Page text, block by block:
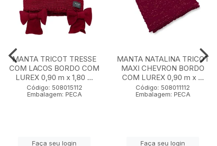
MANTA TRICOT TRESSE
COM LACOS BORDO COM
LUREX 0,90 m x 1,80 ...
Código: 508015112
Embalagem: PECA
Faça seu login
MANTA NATALINA TRICOT
MAXI CHEVRON BORDO
COM LUREX 0,90 m x ...
Código: 508011112
Embalagem: PECA
Faça seu login